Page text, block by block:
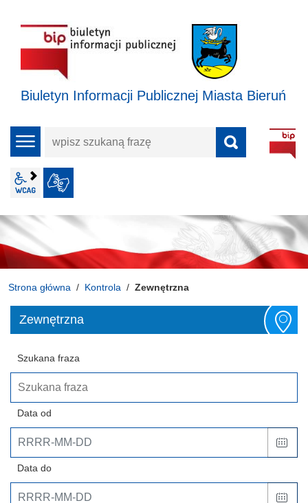
Biuletyn Informacji Publicznej Miasta Bieruń
menu
wpisz
frazę
wcag2.1
Strona główna Kontrola Zewnętrzna
Zewnętrzna
Szukana fraza
Data od
Data do